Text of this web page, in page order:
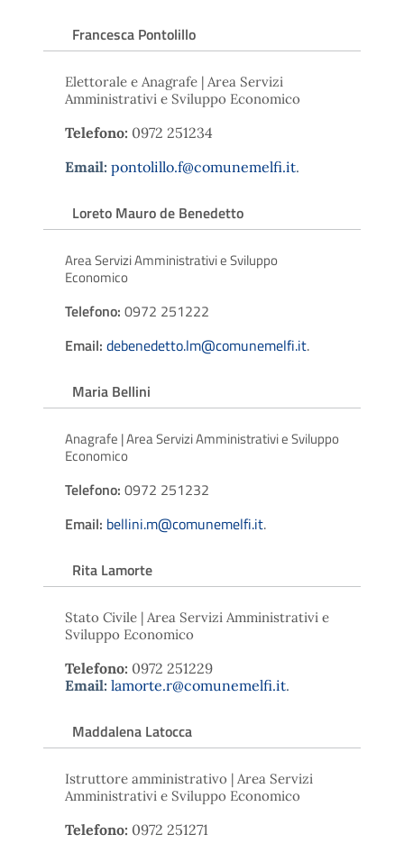
Francesca Pontolillo
Elettorale e Anagrafe | Area Servizi
Amministrativi e Sviluppo Economico
Telefono: 0972 251234
Email: pontolillo.f@comunemelfi.it.
Loreto Mauro de Benedetto
Area Servizi Amministrativi e Sviluppo
Economico
Telefono: 0972 251222
Email: debenedetto.lm@comunemelfi.it.
Maria Bellini
Anagrafe | Area Servizi Amministrativi e Sviluppo
Economico
Telefono: 0972 251232
Email: bellini.m@comunemelfi.it.
Rita Lamorte
Stato Civile | Area Servizi Amministrativi e
Sviluppo Economico
Telefono: 0972 251229
Email: lamorte.r@comunemelfi.it.
Maddalena Latocca
Istruttore amministrativo | Area Servizi
Amministrativi e Sviluppo Economico
Telefono: 0972 251271